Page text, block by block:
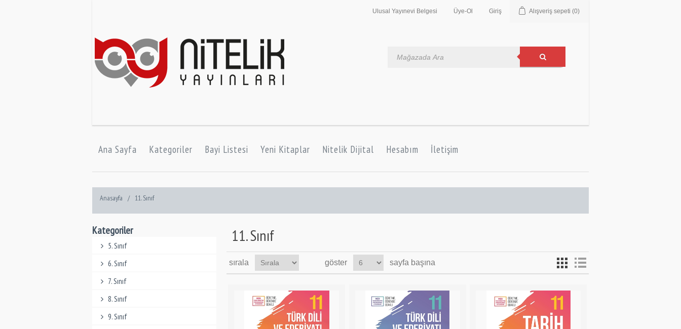
Ulusal Yayınevi Belgesi Üye-Ol Giriş Alışveriş sepeti (0)
Ana Sayfa Kategoriler Bayi Listesi Yeni Kitaplar Nitelik Dijital Hesabım İletişim
Anasayfa / 11. Sınıf
Kategoriler
5. Sınıf
6. Sınıf
7. Sınıf
8. Sınıf
9. Sınıf
11. Sınıf
sırala göster sayfa başına